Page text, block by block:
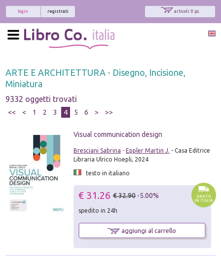
articoli: 0 pz.
registrati
login
ARTE E ARCHITETTURA - Disegno, Incisione,
Miniatura
9332 oggetti trovati
<< < 1 2 3 4 5 6 > >>
Visual communication design
Bresciani Sabrina - Eppler Martin J. - Casa Editrice
Libraria Ulrico Hoepli, 2024
testo in italiano
€ 31.26 € 32.90 -5.00%
spedito in 24h
aggiungi al carrello